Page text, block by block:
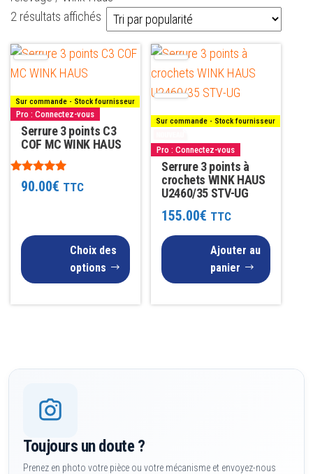
2 résultats affichés Trié
par
popularité
Sur commande - Stock fournisseur
Pro : Connectez-vous
Serrure 3 points C3
COF MC WINK HAUS
Note
5.0090.00€ TTC
Choix des
options
Ce
produit
plusieurs
variations.
Les
options
peuvent
sur
page
du
Sur commande - Stock fournisseur
Pro : Connectez-vous
Serrure 3 points à
crochets WINK HAUS
U2460/35 STV-UG
155.00€ TTC
Ajouter au
panier
Toujours un doute ?
Prenez en photo votre pièce ou votre mécanisme et envoyez-nous